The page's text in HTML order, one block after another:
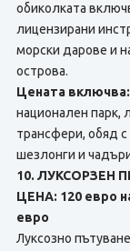
обиколката
лицензирани
морски дарове и
острова.
Цената включва:
национален парк,
трансфери, обяд
шезлонги и
10. ЛУКСОРЗЕН
ЦЕНА: 120 евро
евро
Луксозно